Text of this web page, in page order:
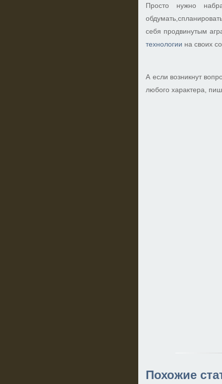
Просто нужно
себя продвинутым
технологии на своих
А если возникнут
любого характера,
Похожие